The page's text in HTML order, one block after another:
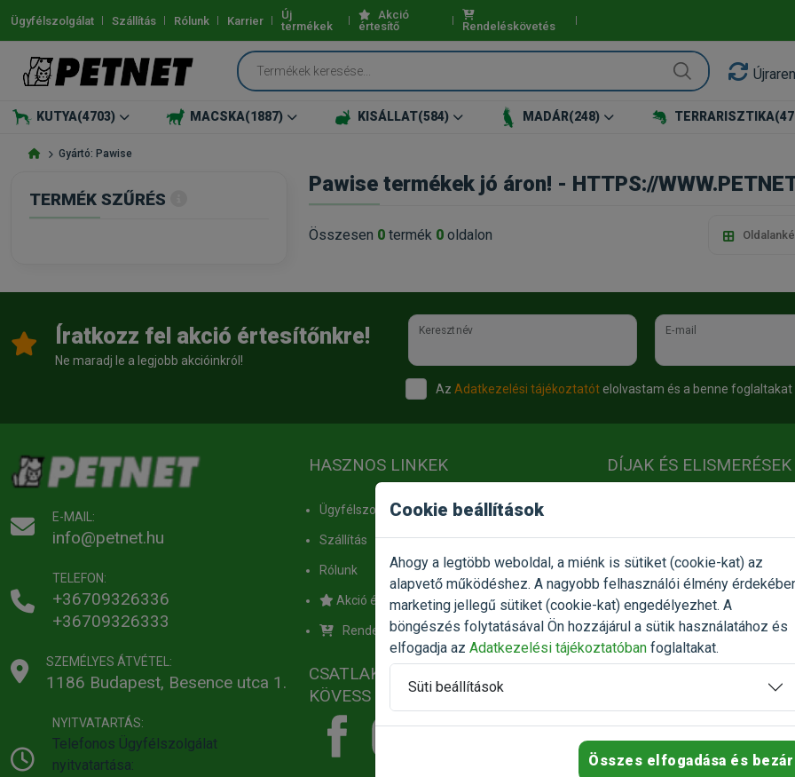
Ügyfélszolgálat Szállítás Rólunk Karrier
Új
termékek
Akció
értesítő
Rendeléskövetés
KUTYA(4703) MACSKA(1887) KISÁLLAT(584) MADÁR(248) TERRARISZTIKA
Gyártó: Pawise
Pawise termékek jó áron! - HTTPS://
Összesen 0 termék 0 oldalon
TERMÉK SZŰRÉS
Íratkozz fel akció értesítőnkre!
Ne maradj le a legjobb akcióinkról!
Keresztnév E-mail
Az Adatkezelési tájékoztatót elolvastam és a benne
E-MAIL:
info@petnet.hu
TELEFON:
+36709326336
+36709326333
SZEMÉLYES ÁTVÉTEL:
1186 Budapest, Besence utca 1.
NYITVATARTÁS:
Telefonos Ügyfélszolgálat
nyitvatartása:
HASZNOS LINKEK
Ügyfélszolgálat
Szállítás
Rólunk
Akció értesítő
Rendeléskövetés
CSATLAKOZZ HOZZÁNK ÉS
KÖVESS MINKET!
DÍJAK ÉS ELISMERÉSEK
FIZETÉSI MÓDOK
SZÁLLÍTÁS
Cookie beállítások
Ahogy a legtöbb weboldal, a miénk is sütiket (cookie-kat) az
alapvető működéshez. A nagyobb felhasználói élmény
marketing jellegű sütiket (cookie-kat) engedélyezhet. A
böngészés folytatásával Ön hozzájárul a sütik használatához és
elfogadja az Adatkezelési tájékoztatóban foglaltakat.
Süti beállítások
Összes elfogadása és bezár